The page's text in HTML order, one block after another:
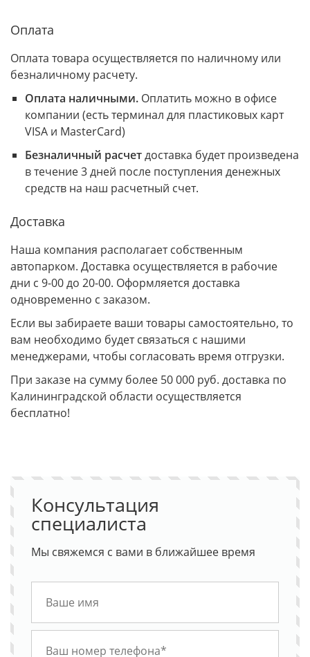
Оплата
Оплата товара осуществляется по наличному или
безналичному расчету.
Оплата наличными. Оплатить можно в офисе
компании (есть терминал для пластиковых карт
VISA и MasterCard)
Безналичный расчетдоставка будет произведена
в течение 3 дней после поступления денежных
средств на наш расчетный счет.
Доставка
Наша компания располагает собственным
автопарком. Доставка осуществляется в рабочие
дни с 9-00 до 20-00. Оформляется доставка
одновременно с заказом.
Если вы забираете ваши товары самостоятельно, то
вам необходимо будет связаться с нашими
менеджерами, чтобы согласовать время отгрузки.
При заказе на сумму более 50 000 руб. доставка по
Калининградской области осуществляется
бесплатно!
Консультация
специалиста
Мы свяжемся с вами в ближайшее время